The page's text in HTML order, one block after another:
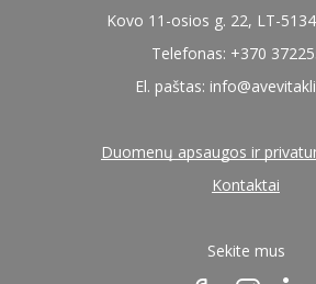
Kovo 11-osios g. 22, LT-
Telefonas: +370
El. paštas:
Duomenų apsaugos ir
Kontaktai
Sekite mus